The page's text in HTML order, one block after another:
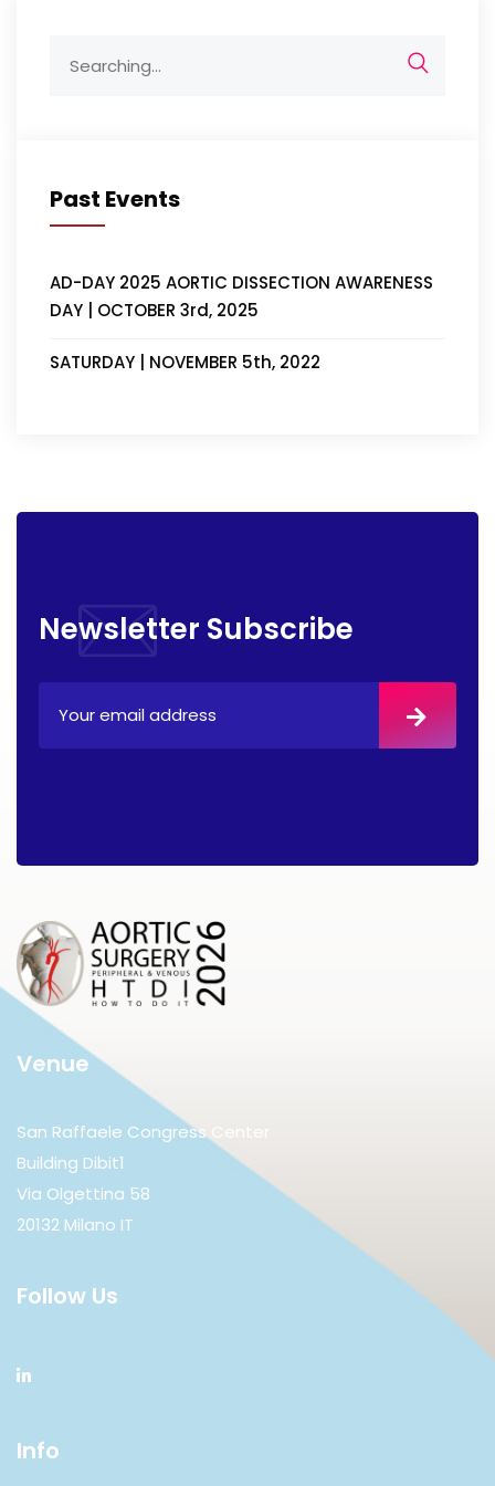
for:
Past Events
AD-DAY 2025 AORTIC DISSECTION AWARENESS
DAY | OCTOBER 3rd, 2025
SATURDAY | NOVEMBER 5th, 2022
Newsletter Subscribe
Venue
San Raffaele Congress Center
Building Dibit1
Via Olgettina 58
20132 Milano IT
Follow Us
Info